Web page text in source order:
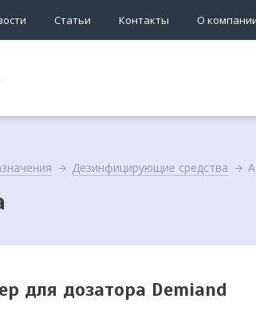
Статьи Контакты О
Дезинфицирующие средства
для дозатора Demiand